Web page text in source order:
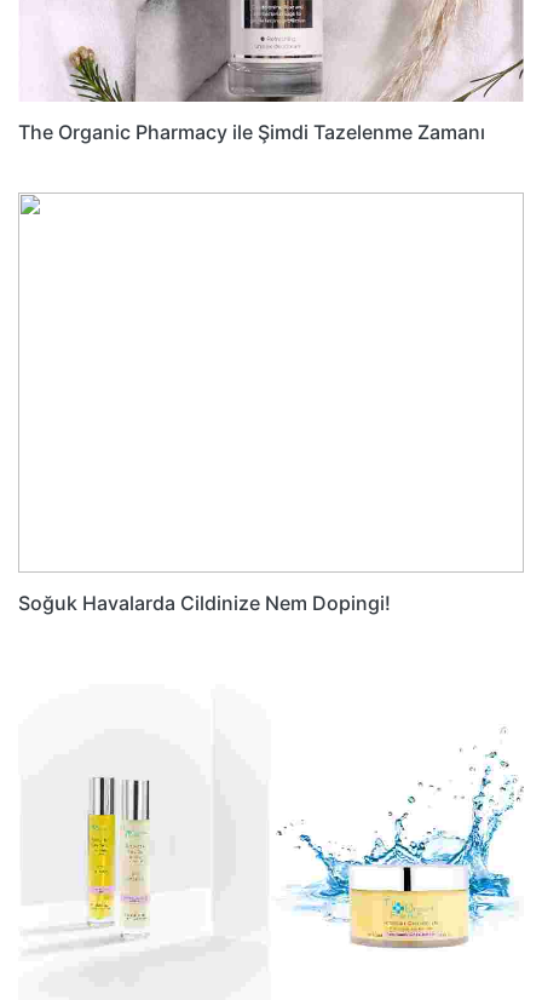
The Organic Pharmacy ile Şimdi Tazelenme Zamanı
Soğuk Havalarda Cildinize Nem Dopingi!